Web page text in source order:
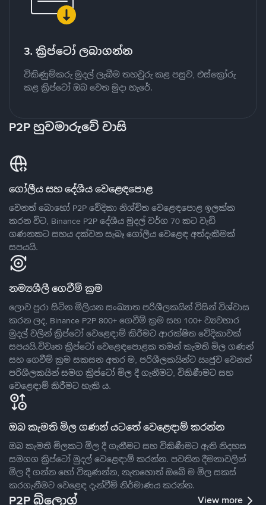
3. ක්‍රිප්ටෝ ලබාගන්න
විකිණුම්කරු මුදල් ලැබීම තහවුරු කළ පසුව, එස්ක්‍රෝරු
කළ ක්‍රිප්ටෝ ඔබ වෙත මුදා හැරේ.
P2P හුවමාරුවේ වාසි
ගෝලීය සහ දේශීය වෙළෙඳපොළ
වෙනත් බොහෝ P2P වේදිකා නිශ්චිත වෙළෙඳපොළ ඉලක්ක
කරන විට, Binance P2P දේශීය මුදල් වර්ග 70 කට වැඩි
ගණනකට සහය දක්වන සැබෑ ගෝලීය වෙළෙඳ අත්දැකීමක්
සපයයි.
නම්‍යශීලී ගෙවීම් ක්‍රම
ලොව පුරා සිටින මිලියන සංඛ්‍යාත පරිශීලකයින් විසින් විශ්වාස
කරන ලද, Binance P2P 800+ ගෙවීම් ක්‍රම සහ 100+ ව්‍යවහාර
මුදල් වලින් ක්‍රිප්ටෝ වෙළෙඳාම් කිරීමට ආරක්ෂිත වේදිකාවක්
සපයයි.විවෘත ක්‍රිප්ටෝ වෙළෙඳපොළක තමන් කැමති මිල ගණන්
සහ ගෙවීම් ක්‍රම සකසන අතර ම, පරිශීලකයින්ට ඍජුව වෙනත්
පරිශීලකයින් සමග ක්‍රිප්ටෝ මිල දී ගැනීමට, විකිණීමට සහ
වෙළෙඳාම් කිරීමට හැකි ය.
ඔබ කැමති මිල ගණන් යටතේ වෙළෙඳාම් කරන්න
ඔබ කැමති මිලකට මිල දී ගැනීමට සහ විකිණීමට ඇති නිදහස
සමගග ක්‍රිප්ටෝ මුදල් වෙළෙඳාම් කරන්න. පවතින දීමනාවලින්
මිල දී ගන්න හෝ විකුණන්න, නැතහොත් ඔබේ ම මිල සකස්
කරගැනීමට වෙළෙඳ දැන්වීම් නිර්මාණය කරන්න.
P2P බ්ලොග් View more